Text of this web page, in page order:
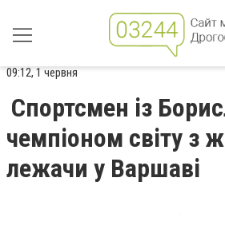
09:12, 1 червня
Спортсмен із
чемпіоном світу з
лежачи у Варшаві